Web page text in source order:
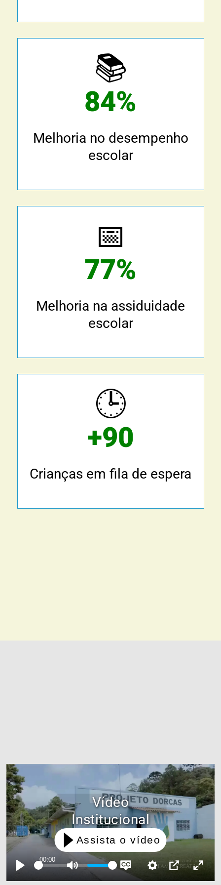
📚
84%
Melhoria no desempenho
escolar
📅
77%
Melhoria na assiduidade
escolar
🕒
+90
Crianças em fila de espera
00:00
Mute
Disable
Settings
Vídeo
Institucional
Assista o vídeo